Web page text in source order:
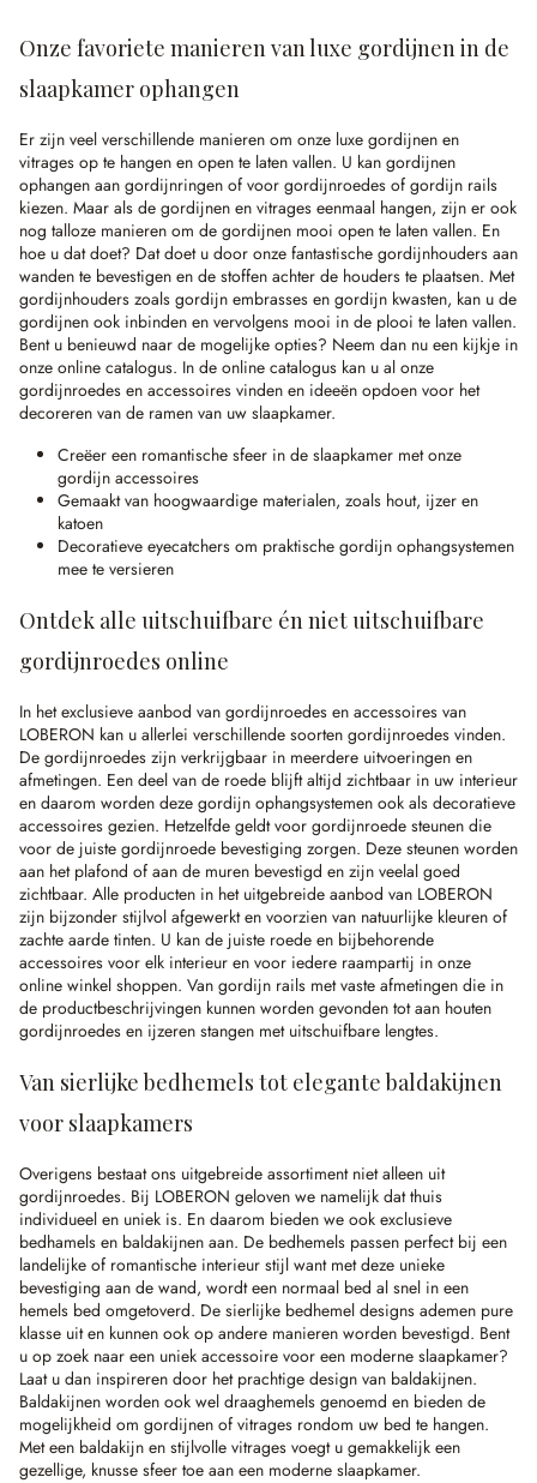
Onze favoriete manieren van luxe gordijnen in de
slaapkamer ophangen
Er zijn veel verschillende manieren om onze luxe gordijnen en
vitrages op te hangen en open te laten vallen. U kan gordijnen
ophangen aan gordijnringen of voor gordijnroedes of gordijn rails
kiezen. Maar als de gordijnen en vitrages eenmaal hangen, zijn er ook
nog talloze manieren om de gordijnen mooi open te laten vallen. En
hoe u dat doet? Dat doet u door onze fantastische gordijnhouders aan
wanden te bevestigen en de stoffen achter de houders te plaatsen. Met
gordijnhouders zoals gordijn embrasses en gordijn kwasten, kan u de
gordijnen ook inbinden en vervolgens mooi in de plooi te laten vallen.
Bent u benieuwd naar de mogelijke opties? Neem dan nu een kijkje in
onze online catalogus. In de online catalogus kan u al onze
gordijnroedes en accessoires vinden en ideeën opdoen voor het
decoreren van de ramen van uw slaapkamer.
Creëer een romantische sfeer in de slaapkamer met onze
gordijn accessoires
Gemaakt van hoogwaardige materialen, zoals hout, ijzer en
katoen
Decoratieve eyecatchers om praktische gordijn ophangsystemen
mee te versieren
Ontdek alle uitschuifbare én niet uitschuifbare
gordijnroedes online
In het exclusieve aanbod van gordijnroedes en accessoires van
LOBERON kan u allerlei verschillende soorten gordijnroedes vinden.
De gordijnroedes zijn verkrijgbaar in meerdere uitvoeringen en
afmetingen. Een deel van de roede blijft altijd zichtbaar in uw interieur
en daarom worden deze gordijn ophangsystemen ook als decoratieve
accessoires gezien. Hetzelfde geldt voor gordijnroede steunen die
voor de juiste gordijnroede bevestiging zorgen. Deze steunen worden
aan het plafond of aan de muren bevestigd en zijn veelal goed
zichtbaar. Alle producten in het uitgebreide aanbod van LOBERON
zijn bijzonder stijlvol afgewerkt en voorzien van natuurlijke kleuren of
zachte aarde tinten. U kan de juiste roede en bijbehorende
accessoires voor elk interieur en voor iedere raampartij in onze
online winkel shoppen. Van gordijn rails met vaste afmetingen die in
de productbeschrijvingen kunnen worden gevonden tot aan houten
gordijnroedes en ijzeren stangen met uitschuifbare lengtes.
Van sierlijke bedhemels tot elegante baldakijnen
voor slaapkamers
Overigens bestaat ons uitgebreide assortiment niet alleen uit
gordijnroedes. Bij LOBERON geloven we namelijk dat thuis
individueel en uniek is. En daarom bieden we ook exclusieve
bedhamels en baldakijnen aan. De bedhemels passen perfect bij een
landelijke of romantische interieur stijl want met deze unieke
bevestiging aan de wand, wordt een normaal bed al snel in een
hemels bed omgetoverd. De sierlijke bedhemel designs ademen pure
klasse uit en kunnen ook op andere manieren worden bevestigd. Bent
u op zoek naar een uniek accessoire voor een moderne slaapkamer?
Laat u dan inspireren door het prachtige design van baldakijnen.
Baldakijnen worden ook wel draaghemels genoemd en bieden de
mogelijkheid om gordijnen of vitrages rondom uw bed te hangen.
Met een baldakijn en stijlvolle vitrages voegt u gemakkelijk een
gezellige, knusse sfeer toe aan een moderne slaapkamer.